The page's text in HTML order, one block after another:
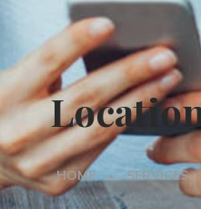
HOME SERVICES